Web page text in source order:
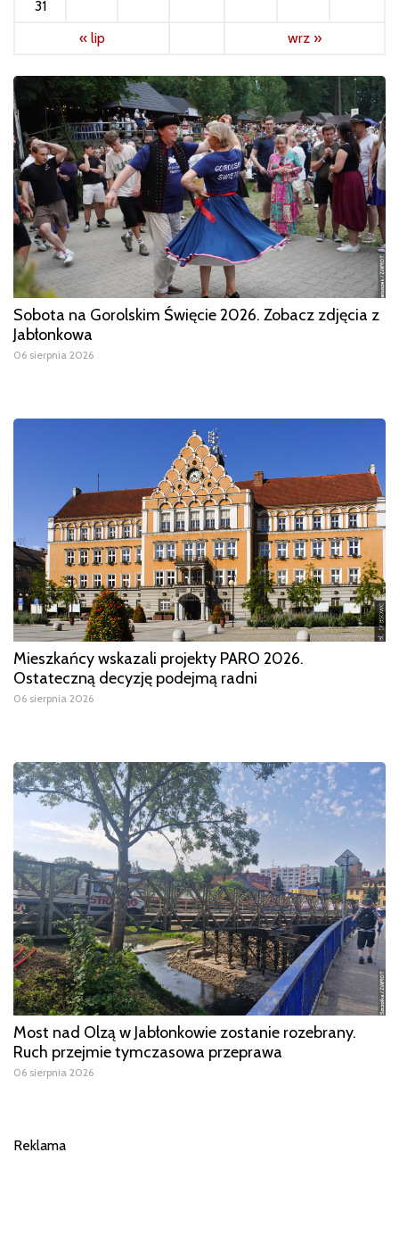
31
« lip
wrz »
Sobota na Gorolskim Święcie 2026. Zobacz zdjęcia z
Jabłonkowa
06 sierpnia 2026
Mieszkańcy wskazali projekty PARO 2026.
Ostateczną decyzję podejmą radni
06 sierpnia 2026
Most nad Olzą w Jabłonkowie zostanie rozebrany.
Ruch przejmie tymczasowa przeprawa
06 sierpnia 2026
Reklama